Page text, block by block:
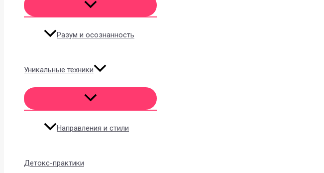
Разум и осознанность
Уникальные техники
Направления и стили
Детокс-практики